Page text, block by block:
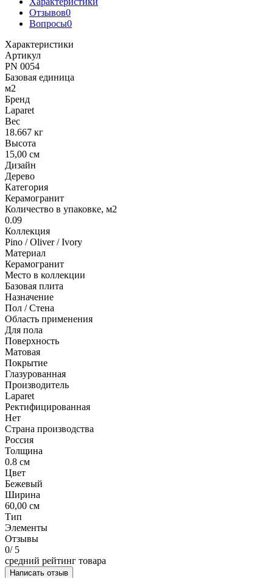
Отзывов0
Вопросы0
Характеристики
Артикул
PN 0054
Базовая единица
м2
Бренд
Laparet
Вес
18.667 кг
Высота
15,00 см
Дизайн
Дерево
Категория
Керамогранит
Количество в упаковке, м2
0.09
Коллекция
Pino / Oliver / Ivory
Материал
Керамогранит
Место в коллекции
Базовая плита
Назначение
Пол / Стена
Область применения
Для пола
Поверхность
Матовая
Покрытие
Глазурованная
Производитель
Laparet
Ректифицированная
Нет
Страна производства
Россия
Толщина
0.8 см
Цвет
Бежевый
Ширина
60,00 см
Тип
Элементы
Отзывы
0/ 5
средний рейтинг товара
Написать отзыв